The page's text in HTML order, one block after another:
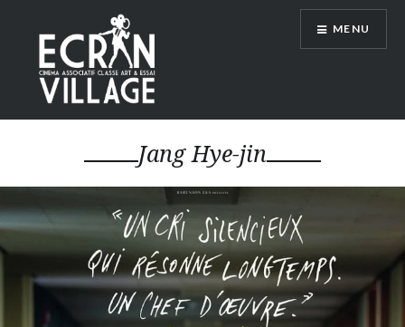
contenu
principal
ÉCRAN VILLAGE
MENU
Jang Hye-jin